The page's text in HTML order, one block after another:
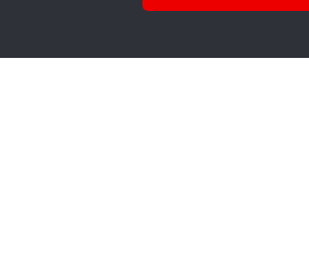
천연신기능소재연구센터
차세대전력기술연구센터
해양수산부